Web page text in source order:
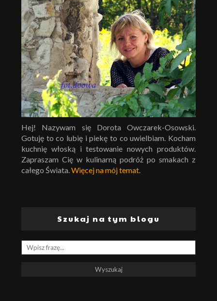
Hej! Nazywam się Dorota Owczarek-Osowski.
Gotuję to co lubię i piekę to co uwielbiam. Kocham
kuchnię włoską i testowanie nowych produktów.
Zapraszam Cię w kulinarną podróż po smakach z
całego Świata.Więcej na mój temat.
Szukaj na tym blogu